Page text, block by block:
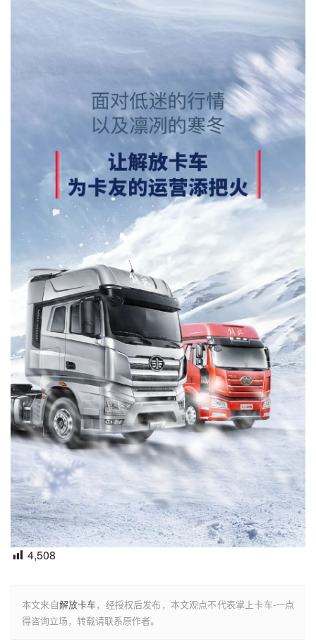
4,508
本文来自解放卡车，经授权后发布，本文观点不代表掌上卡车-一点
得咨询立场，转载请联系原作者。